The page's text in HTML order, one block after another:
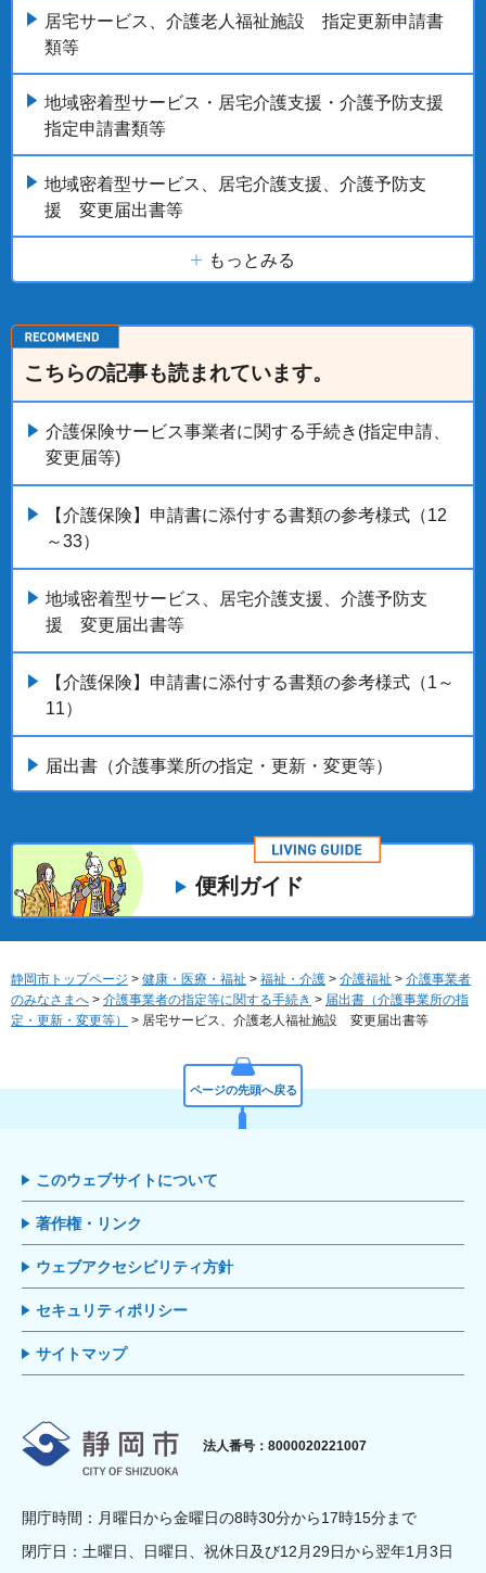
居宅サービス、介護老人福祉施設 指定更新申請書
類等
地域密着型サービス・居宅介護支援・介護予防支援
指定申請書類等
地域密着型サービス、居宅介護支援、介護予防支
援 変更届出書等
もっとみる
こちらの記事も読まれています。
介護保険サービス事業者に関する手続き(指定申請、
変更届等)
【介護保険】申請書に添付する書類の参考様式（12
～33）
地域密着型サービス、居宅介護支援、介護予防支
援 変更届出書等
【介護保険】申請書に添付する書類の参考様式（1～
11）
届出書（介護事業所の指定・更新・変更等）
便利ガイド
静岡市トップページ > 健康・医療・福祉 > 福祉・介護 > 介護福祉 > 介護事業者
のみなさまへ > 介護事業者の指定等に関する手続き > 届出書（介護事業所の指
定・更新・変更等）
> 居宅サービス、介護老人福祉施設 変更届出書等
ページの先頭へ戻る
このウェブサイトについて
著作権・リンク
ウェブアクセシビリティ方針
セキュリティポリシー
サイトマップ
静岡市
法人番号：8000020221007
開庁時間：月曜日から金曜日の8時30分から17時15分まで
閉庁日：土曜日、日曜日、祝休日及び12月29日から翌年1月3日